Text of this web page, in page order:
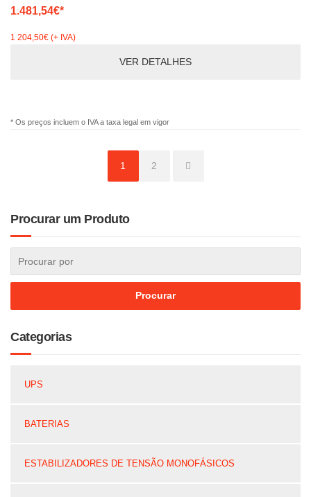
1.481,54€*
1 204,50€ (+ IVA)
VER DETALHES
* Os preços incluem o IVA a taxa legal em vigor
1 2
Procurar um Produto
Categorias
UPS
BATERIAS
ESTABILIZADORES DE TENSÃO MONOFÁSICOS